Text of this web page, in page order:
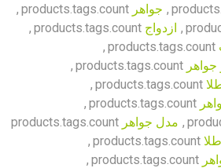
, جواهر products.tags.count
,
, ازدواج products.tags.count
,
products.tags.count
,
products.tags.count
,
products.tags.count
,
products.tags.count
,
, مدل جواهر products.tags.count
products.tags.count
,
products.tags.count
,